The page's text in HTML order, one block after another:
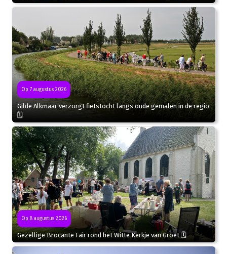
Op 7 augustus 2026
Gilde Alkmaar verzorgt fietstocht langs oude gemalen in de regio
🗓
Op 8 augustus 2026
Gezellige Brocante Fair rond het Witte Kerkje van Groet 🗓